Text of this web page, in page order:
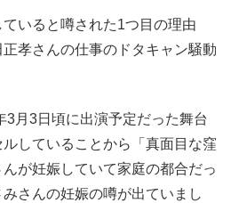
いると噂された1つ目の理由
孝さんの仕事のドタキャン騒動
3月3日頃に出演予定だった舞台
していることから「真面目な窪
が妊娠していて家庭の都合だっ
さんの妊娠の噂が出ていまし